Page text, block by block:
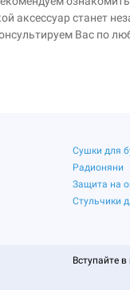
аксессуар станет
Вас по
Сушки для
Радионяни
Защита на
Стульчики
Вступайте в